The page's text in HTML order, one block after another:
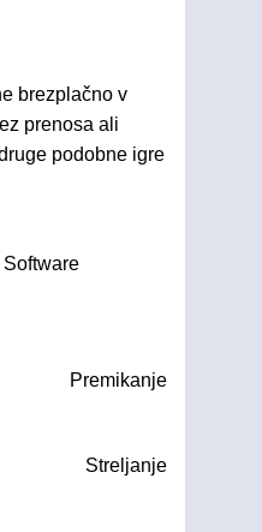
brezplačno v
prenosa ali
podobne igre
Premikanje
Streljanje